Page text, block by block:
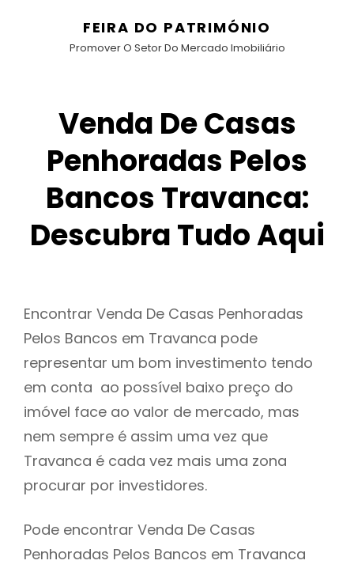
FEIRA DO PATRIMÓNIO
Promover O Setor Do Mercado Imobiliário
Venda De Casas
Penhoradas Pelos
Bancos Travanca:
Descubra Tudo Aqui
Encontrar Venda De Casas Penhoradas
Pelos Bancos em Travanca pode
representar um bom investimento tendo
em conta ao possível baixo preço do
imóvel face ao valor de mercado, mas
nem sempre é assim uma vez que
Travanca é cada vez mais uma zona
procurar por investidores.
Pode encontrar Venda De Casas
Penhoradas Pelos Bancos em Travanca